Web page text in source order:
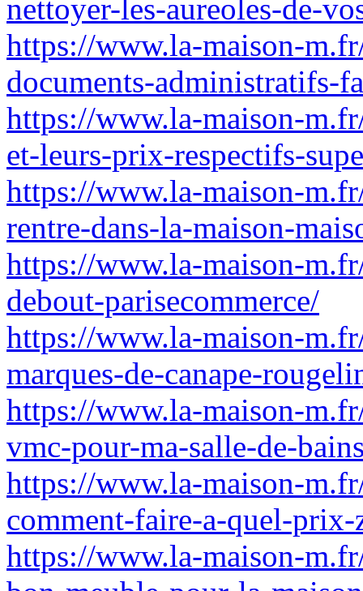
nettoyer-les-aureoles-de-
https://www.la-maison-
documents-administratifs-
https://www.la-maison-
et-leurs-prix-respectifs-
https://www.la-maison-
rentre-dans-la-maison-
https://www.la-maison-
debout-parisecommerce/
https://www.la-maison-
marques-de-canape-
https://www.la-maison-
vmc-pour-ma-salle-de-
https://www.la-maison-
comment-faire-a-quel-prix-
https://www.la-maison-